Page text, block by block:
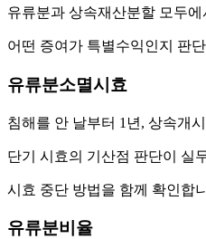
유류분과 상속재산분할 모두
어떤 증여가 특별수익인지 판
유류분소멸시효
침해를 안 날부터 1년, 상속개
단기 시효의 기산점 판단이 실
시효 중단 방법을 함께 확인합
유류분비율